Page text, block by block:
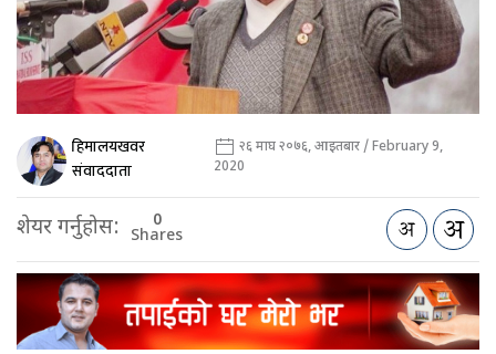
हिमालयखवर
संवाददाता
२६ माघ २०७६, आइतबार / February 9,
2020
शेयर गर्नुहोस: 0
Shares